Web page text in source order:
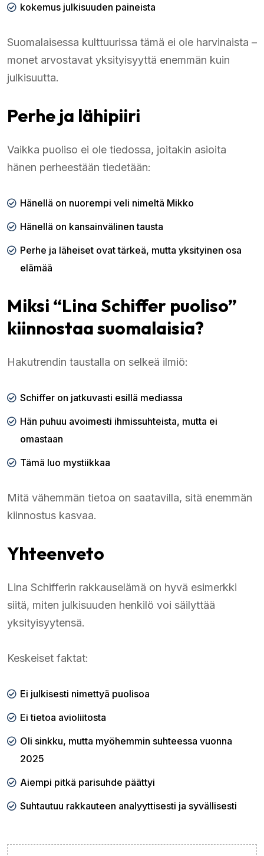
kokemus julkisuuden paineista
Suomalaisessa kulttuurissa tämä ei ole harvinaista –
monet arvostavat yksityisyyttä enemmän kuin
julkisuutta.
Perhe ja lähipiiri
Vaikka puoliso ei ole tiedossa, joitakin asioita
hänen perheestään tiedetään:
Hänellä on nuorempi veli nimeltä Mikko
Hänellä on kansainvälinen tausta
Perhe ja läheiset ovat tärkeä, mutta yksityinen osa
elämää
Miksi “Lina Schiffer puoliso”
kiinnostaa suomalaisia?
Hakutrendin taustalla on selkeä ilmiö:
Schiffer on jatkuvasti esillä mediassa
Hän puhuu avoimesti ihmissuhteista, mutta ei
omastaan
Tämä luo mystiikkaa
Mitä vähemmän tietoa on saatavilla, sitä enemmän
kiinnostus kasvaa.
Yhteenveto
Lina Schifferin rakkauselämä on hyvä esimerkki
siitä, miten julkisuuden henkilö voi säilyttää
yksityisyytensä.
Keskeiset faktat:
Ei julkisesti nimettyä puolisoa
Ei tietoa avioliitosta
Oli sinkku, mutta myöhemmin suhteessa vuonna
2025
Aiempi pitkä parisuhde päättyi
Suhtautuu rakkauteen analyyttisesti ja syvällisesti